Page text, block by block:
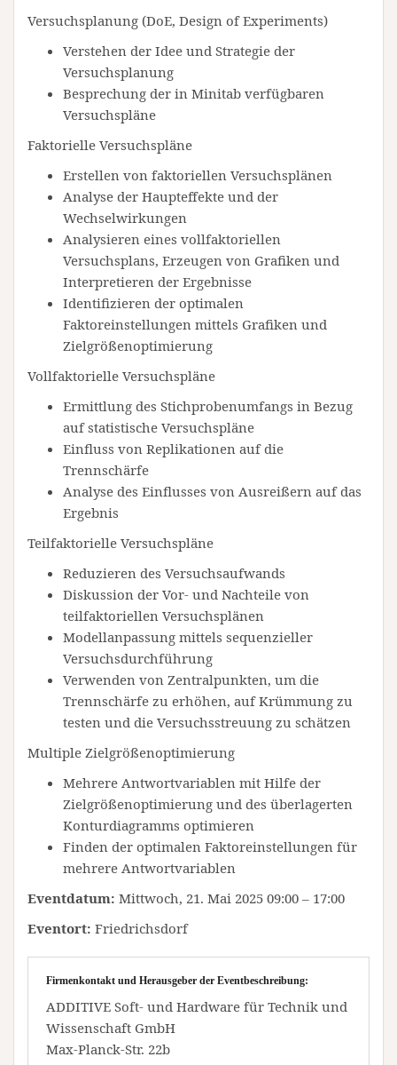
Versuchsplanung (DoE, Design of Experiments)
Verstehen der Idee und Strategie der
Versuchsplanung
Besprechung der in Minitab verfügbaren
Versuchspläne
Faktorielle Versuchspläne
Erstellen von faktoriellen Versuchsplänen
Analyse der Haupteffekte und der
Wechselwirkungen
Analysieren eines vollfaktoriellen
Versuchsplans, Erzeugen von Grafiken und
Interpretieren der Ergebnisse
Identifizieren der optimalen
Faktoreinstellungen mittels Grafiken und
Zielgrößenoptimierung
Vollfaktorielle Versuchspläne
Ermittlung des Stichprobenumfangs in Bezug
auf statistische Versuchspläne
Einfluss von Replikationen auf die
Trennschärfe
Analyse des Einflusses von Ausreißern auf das
Ergebnis
Teilfaktorielle Versuchspläne
Reduzieren des Versuchsaufwands
Diskussion der Vor- und Nachteile von
teilfaktoriellen Versuchsplänen
Modellanpassung mittels sequenzieller
Versuchsdurchführung
Verwenden von Zentralpunkten, um die
Trennschärfe zu erhöhen, auf Krümmung zu
testen und die Versuchsstreuung zu schätzen
Multiple Zielgrößenoptimierung
Mehrere Antwortvariablen mit Hilfe der
Zielgrößenoptimierung und des überlagerten
Konturdiagramms optimieren
Finden der optimalen Faktoreinstellungen für
mehrere Antwortvariablen
Eventdatum: Mittwoch, 21. Mai 2025 09:00 – 17:00
Eventort: Friedrichsdorf
Firmenkontakt und Herausgeber der Eventbeschreibung:
ADDITIVE Soft- und Hardware für Technik und
Wissenschaft GmbH
Max-Planck-Str. 22b